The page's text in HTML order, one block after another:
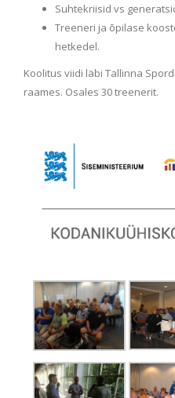
Suhtekriisid vs
Treeneri ja õpilase
hetkedel.
Koolitus viidi läbi Tallinna
raames. Osales 30 treenerit.